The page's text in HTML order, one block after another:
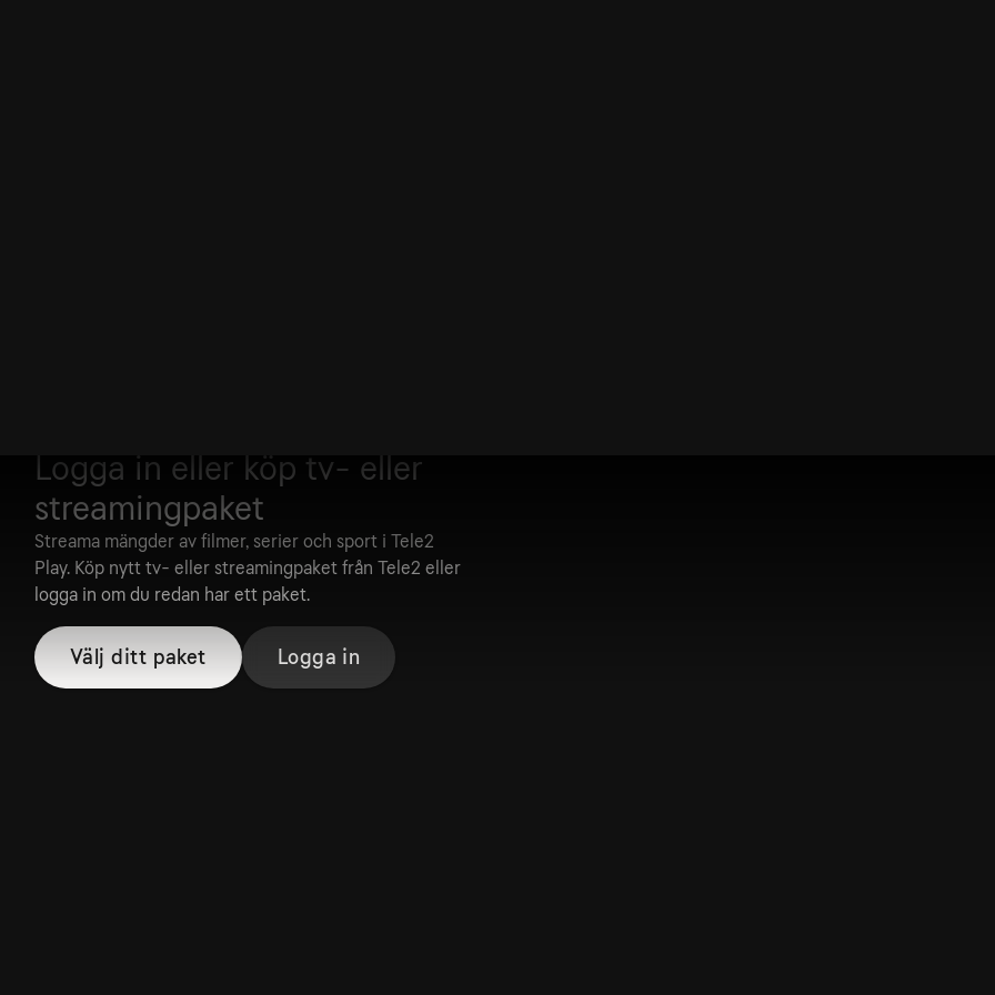
Logga in eller köp tv- eller
streamingpaket
Streama mängder av filmer, serier och sport i Tele2
Play. Köp nytt tv- eller streamingpaket från Tele2 eller
logga in om du redan har ett paket.
Välj ditt paket Logga in